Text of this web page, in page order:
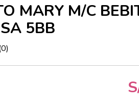
MARY M/C
5BB
0)